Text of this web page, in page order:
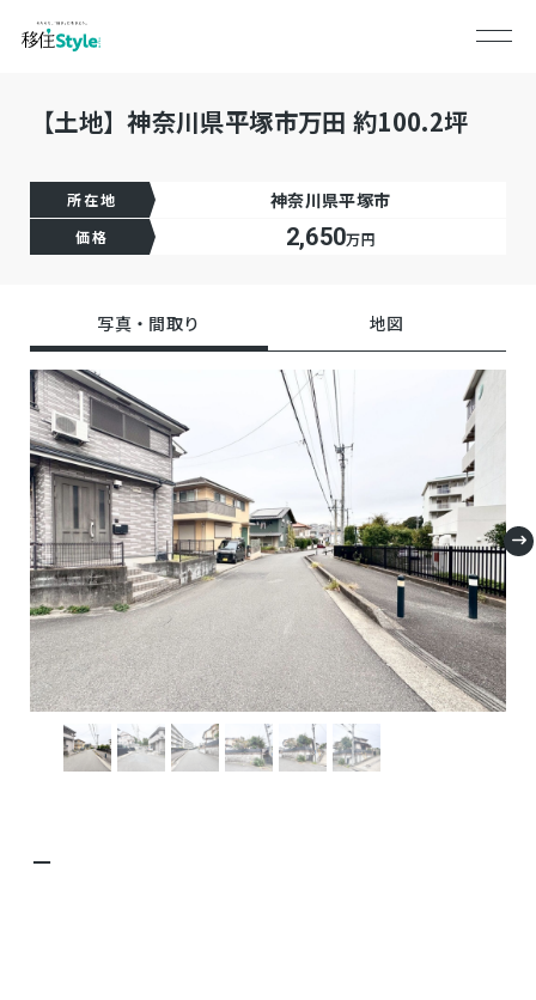
【土地】神奈川県平塚市万田 約100.2坪
所在地 神奈川県平塚市
価格 2,650万円
写真・間取り 地図
－